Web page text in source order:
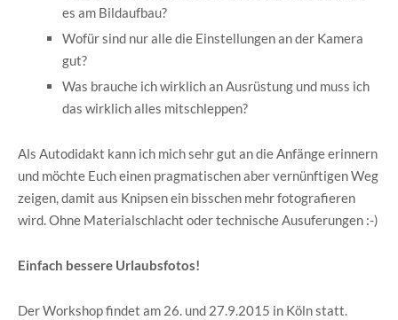
es am Bildaufbau?
Wofür sind nur alle die Einstellungen an der Kamera
gut?
Was brauche ich wirklich an Ausrüstung und muss ich
das wirklich alles mitschleppen?
Als Autodidakt kann ich mich sehr gut an die Anfänge erinnern
und möchte Euch einen pragmatischen aber vernünftigen Weg
zeigen, damit aus Knipsen ein bisschen mehr fotografieren
wird. Ohne Materialschlacht oder technische Ausuferungen :-)
Einfach bessere Urlaubsfotos!
Der Workshop findet am 26. und 27.9.2015 in Köln statt.